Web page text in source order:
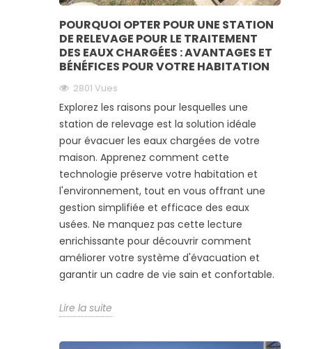
POURQUOI OPTER POUR UNE STATION
DE RELEVAGE POUR LE TRAITEMENT
DES EAUX CHARGÉES : AVANTAGES ET
BÉNÉFICES POUR VOTRE HABITATION
2801 Vues
Explorez les raisons pour lesquelles une
station de relevage est la solution idéale
pour évacuer les eaux chargées de votre
maison. Apprenez comment cette
technologie préserve votre habitation et
l'environnement, tout en vous offrant une
gestion simplifiée et efficace des eaux
usées. Ne manquez pas cette lecture
enrichissante pour découvrir comment
améliorer votre système d'évacuation et
garantir un cadre de vie sain et confortable.
Lire la suite